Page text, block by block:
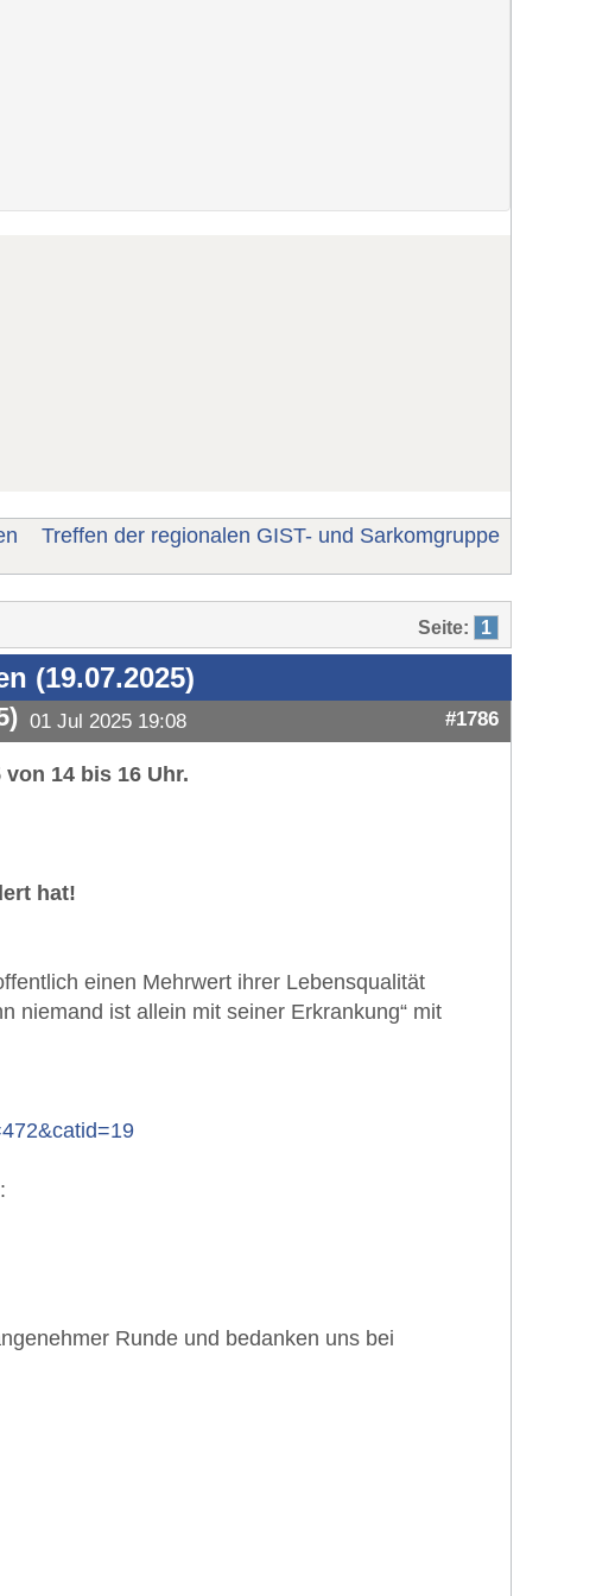
Treffen der regionalen GIST- und Sarkomgruppe
Seite: 1
(19.07.2025)
01 Jul 2025 19:08 #1786
14 bis 16 Uhr.
hat!
einen Mehrwert ihrer Lebensqualität
niemand ist allein mit seiner Erkrankung“ mit
Runde und bedanken uns bei